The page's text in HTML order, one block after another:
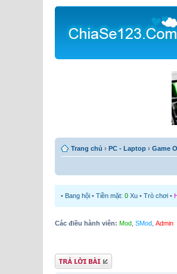
Trang chủ › PC - Laptop › Game
• Bang hội • Tiền mặt: 0 Xu • Trò chơi •
Các điều hành viên: Mod SMod Admin
Gửi bài trả lời